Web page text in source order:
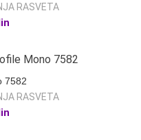
RASVETA
7582
RASVETA